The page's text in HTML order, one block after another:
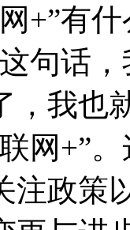
+”有
句话
，我也
网+”
注政策